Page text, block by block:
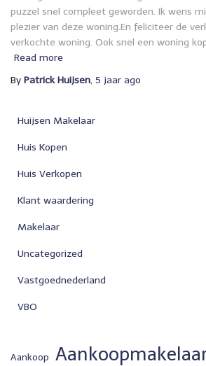
puzzel snel compleet geworden. Ik wens
plezier van deze woning.En feliciteer de
verkochte woning. Ook snel een woning
Read more
By Patrick Huijsen, 5 jaar ago
Huijsen Makelaar
Huis Kopen
Huis Verkopen
Klant waardering
Makelaar
Uncategorized
Vastgoednederland
VBO
Aankoop